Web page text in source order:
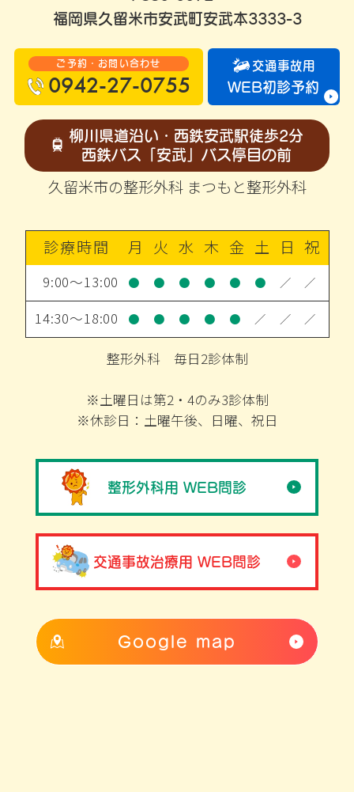
福岡県久留米市安武町安武本3333-3
ご予約・お問い合わせ
0942-27-0755
交通事故用
WEB初診予約
柳川県道沿い・西鉄安武駅徒歩2分
西鉄バス「安武」バス停目の前
久留米市の整形外科 まつもと整形外科
診療時間 月 火 水 木 金 土 日 祝
9:00～13:00 ● ● ● ● ● ● ／ ／
14:30～18:00 ● ● ● ● ● ／ ／ ／
整形外科 毎日2診体制
※土曜日は第2・4のみ3診体制
※休診日：土曜午後、日曜、祝日
整形外科用 WEB問診
交通事故治療用 WEB問診
Google map